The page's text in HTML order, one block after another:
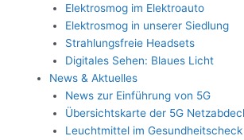
Elektrosmog im Elektroauto
Elektrosmog in unserer Siedlung
Strahlungsfreie Headsets
Digitales Sehen: Blaues Licht
News & Aktuelles
News zur Einführung von 5G
Übersichtskarte der 5G
Leuchtmittel im Gesundheitscheck